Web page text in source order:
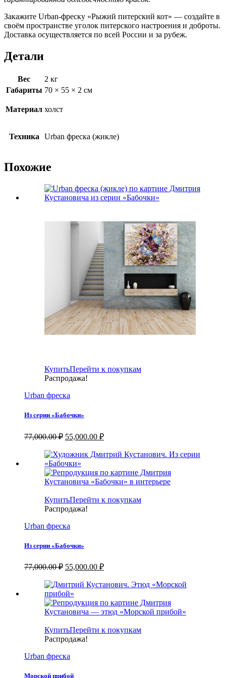
Закажите Urban-фреску «Рыжий питерский кот» — создайте в
своём пространстве уголок питерского настроения и доброты.
Доставка осуществляется по всей России и за рубеж.
Детали
Вес
2 кг
Габариты 70 × 55 × 2 см
Материал холст
Техника Urban фреска (жикле)
Похожие
КупитьПерейти к покупкам
Распродажа!
Urban фреска
Из серии «Бабочки»
77,000.00 ₽ Первоначальная
составляла
77,000.00 ₽.
55,000.00 ₽Текущая
55,000.00 ₽.
КупитьПерейти к покупкам
Распродажа!
Urban фреска
Из серии «Бабочки»
77,000.00 ₽ Первоначальная
составляла
77,000.00 ₽.
55,000.00 ₽Текущая
55,000.00 ₽.
КупитьПерейти к покупкам
Распродажа!
Urban фреска
Морской прибой